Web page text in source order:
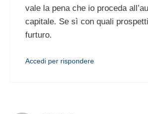
vale la pena che io proceda
capitale. Se sì con quali
furturo.
Accedi per rispondere